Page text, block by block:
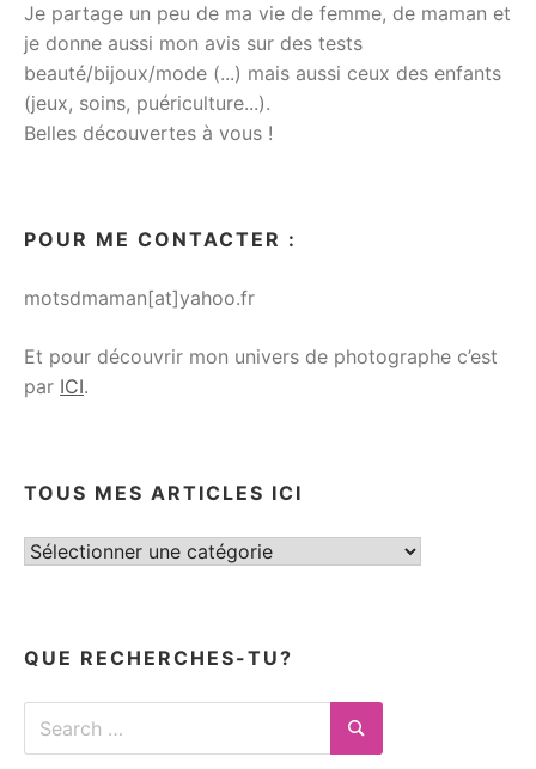
Je partage un peu de ma vie de femme, de maman et
je donne aussi mon avis sur des tests
beauté/bijoux/mode (...) mais aussi ceux des enfants
(jeux, soins, puériculture...).
Belles découvertes à vous !
POUR ME CONTACTER :
motsdmaman[at]yahoo.fr
Et pour découvrir mon univers de photographe c’est
par ICI.
TOUS MES ARTICLES ICI
Tous
QUE RECHERCHES-TU?
Search
Search